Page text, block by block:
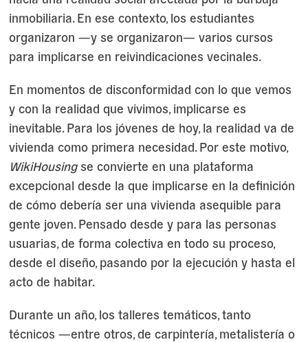
inmobiliaria. En ese contexto, los estudiantes
organizaron —y se organizaron— varios cursos
para implicarse en reivindicaciones vecinales.
En momentos de disconformidad con lo que vemos
y con la realidad que vivimos, implicarse es
inevitable. Para los jóvenes de hoy, la realidad va de
vivienda como primera necesidad. Por este motivo,
WikiHousingse convierte en una plataforma
excepcional desde la que implicarse en la definición
de cómo debería ser una vivienda asequible para
gente joven. Pensado desde y para las personas
usuarias, de forma colectiva en todo su proceso,
desde el diseño, pasando por la ejecución y hasta el
acto de habitar.
Durante un año, los talleres temáticos, tanto
técnicos —entre otros, de carpintería, metalistería o